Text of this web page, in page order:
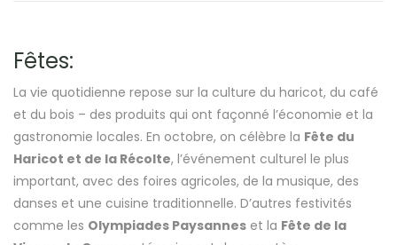
Fêtes:
La vie quotidienne repose sur la culture du haricot, du café
et du bois – des produits qui ont façonné l’économie et la
gastronomie locales. En octobre, on célèbre la Fête du
Haricot et de la Récolte, l’événement culturel le plus
important, avec des foires agricoles, de la musique, des
danses et une cuisine traditionnelle. D’autres festivités
comme les Olympiades Paysannes et la Fête de la